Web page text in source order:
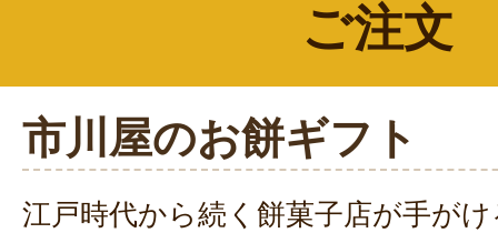
ご注文
市川屋のお餅ギフト
江戸時代から続く餅菓子店が手が